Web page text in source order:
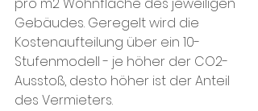
Gebäudes. Geregelt wird die
Kostenaufteilung über ein 10-
Stufenmodell - je höher der CO2-
Ausstoß, desto höher ist der Anteil
des Vermieters.